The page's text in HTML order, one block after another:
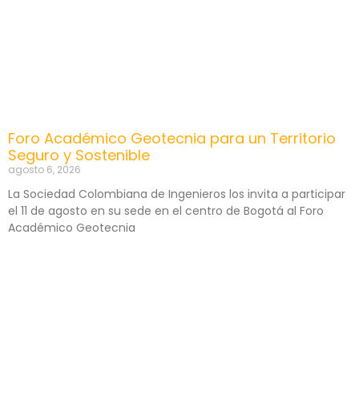
Foro Académico Geotecnia para un Territorio
Seguro y Sostenible
agosto 6, 2026
La Sociedad Colombiana de Ingenieros los invita a participar
el 11 de agosto en su sede en el centro de Bogotá al Foro
Académico Geotecnia